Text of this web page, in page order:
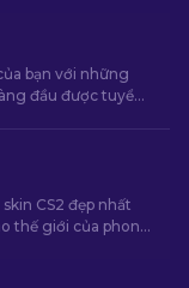
bạn với những
đầu được tuyển
CS2 đẹp nhất
thế giới của phong